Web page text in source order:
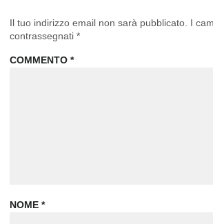
Il tuo indirizzo email non sarà pubblicato. I
contrassegnati *
COMMENTO *
NOME *